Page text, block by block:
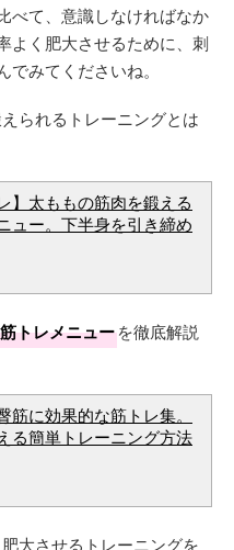
べて、意識しなければなか
よく肥大させるために、刺
みてくださいね。
られるトレーニングとは
】太ももの筋肉を鍛える
ュー。下半身を引き締め
トレメニューを徹底解説
筋に効果的な筋トレ集。
る簡単トレーニング方法
大させるトレーニングを